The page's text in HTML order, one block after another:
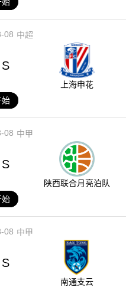
08 中超
S
上海申花
始
08 中甲
S
陕西联合月亮泊队
始
08 中甲
S
南通支云